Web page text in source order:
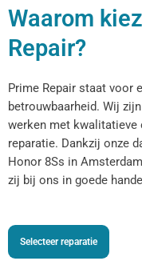
Waarom
Repair?
Prime Repair staat voor
betrouwbaarheid. Wij
werken met kwalitatieve
reparatie. Dankzij onze
Honor 8Ss in
zij bij ons in goede
Selecteer reparatie